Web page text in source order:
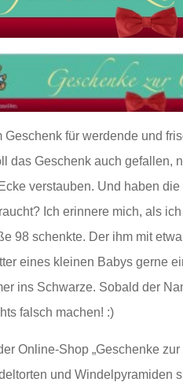
Geschenk für werdende und
das Geschenk auch gefallen,
verstauben. Und haben
Ich erinnere mich, als
98 schenkte. Der ihm mit
eines kleinen Babys gerne
ins Schwarze. Sobald der
falsch machen! :)
Online-Shop „Geschenke zur
und Windelpyramiden